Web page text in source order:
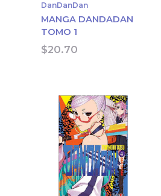
DanDanDan
MANGA DANDADAN
TOMO 1
$20.70